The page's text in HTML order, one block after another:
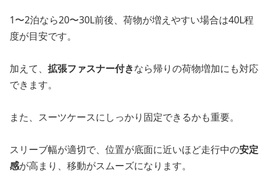
1〜2泊なら20〜30L前後、荷物が増えやすい場合は40L程
度が目安です。
加えて、 拡張ファスナー付きなら帰りの荷物増加にも対応
できます。
また、スーツケースにしっかり固定できるかも重要。
スリーブ幅が適切で、位置が底面に近いほど走行中の安定
感が高まり、移動がスムーズになります。